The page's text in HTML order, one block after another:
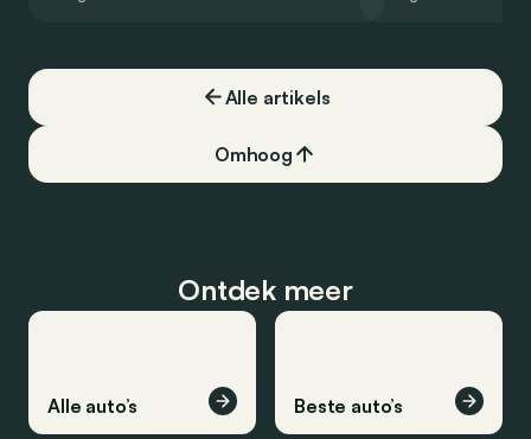
een record voor
Alle artikels
Omhoog
Ontdek meer
Alle auto’s Beste auto’s